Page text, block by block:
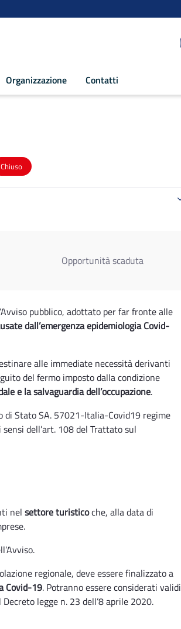
Organizzazione Contatti
Puglia 2014-2020
Chiuso
Opportunità scaduta
pubblico, adottato per far fronte alle
dall’emergenza epidemiologia Covid-
alle immediate necessità derivanti
del fermo imposto dalla condizione
e la salvaguardia dell’occupazione.
di Stato SA. 57021-Italia-Covid19 regime
dell’art. 108 del Trattato sul
nel settore turisticoche, alla data di
regionale, deve essere finalizzato a
Covid-19. Potranno essere considerati validi
legge n. 23 dell’8 aprile 2020.